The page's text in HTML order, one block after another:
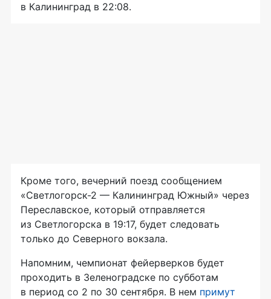
в Калининград в 22:08.
Кроме того, вечерний поезд сообщением
«Светлогорск-2 — Калининград Южный» через
Переславское, который отправляется
из Светлогорска в 19:17, будет следовать
только до Северного вокзала.
Напомним, чемпионат фейерверков будет
проходить в Зеленоградске по субботам
в период со 2 по 30 сентября. В нем примут